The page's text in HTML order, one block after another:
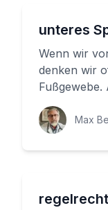
unteres
Wenn wir
denken wir
Fußgewebe.
oberes u...
Max